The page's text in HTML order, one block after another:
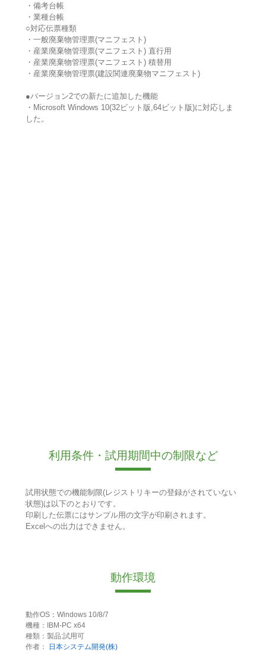
・備考台帳
・業種台帳
○対応伝票種類
・一般廃棄物管理票(マニフェスト)
・産業廃棄物管理票(マニフェスト) 直行用
・産業廃棄物管理票(マニフェスト) 積替用
・産業廃棄物管理票(建設関連廃棄物マニフェスト)
●バージョン2での新たに追加した機能
・Microsoft Windows 10(32ビット版,64ビット版)に対応しま
した。
利用条件・試用期間中の制限など
試用状態での機能制限(レジストリキーの登録がされていない
状態)は以下のとおりです。
印刷した伝票にはサンプル用の文字が印刷されます。
Excelへの出力はできません。
動作環境
動作OS：Windows 10/8/7
機種：IBM-PC x64
種類：製品:試用可
作者：
日本システム開発(株)